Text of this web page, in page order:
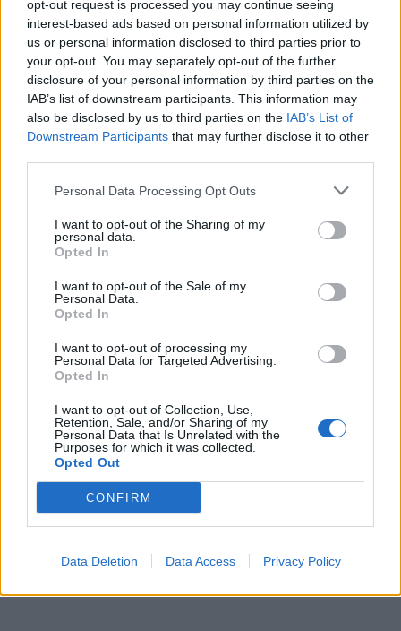
opt-out request is processed you may continue seeing
interest-based ads based on personal information utilized by
us or personal information disclosed to third parties prior to
your opt-out. You may separately opt-out of the further
disclosure of your personal information by third parties on the
IAB’s list of downstream participants. This information may
also be disclosed by us to third parties on the IAB’s List of
Downstream Participants that may further disclose it to other
Personal Data Processing Opt Outs
I want to opt-out of the Sharing of my
personal data.
Opted In
I want to opt-out of the Sale of my
Personal Data.
Opted In
I want to opt-out of processing my
Personal Data for Targeted Advertising.
Opted In
I want to opt-out of Collection, Use,
Retention, Sale, and/or Sharing of my
Personal Data that Is Unrelated with the
Purposes for which it was collected.
Opted Out
CONFIRM
Data Deletion Data Access Privacy Policy
AJÁNLJUK MÉG
Országos
Megérkezett az eső a Duna vízgyűjtőjére
csökken a riasztás